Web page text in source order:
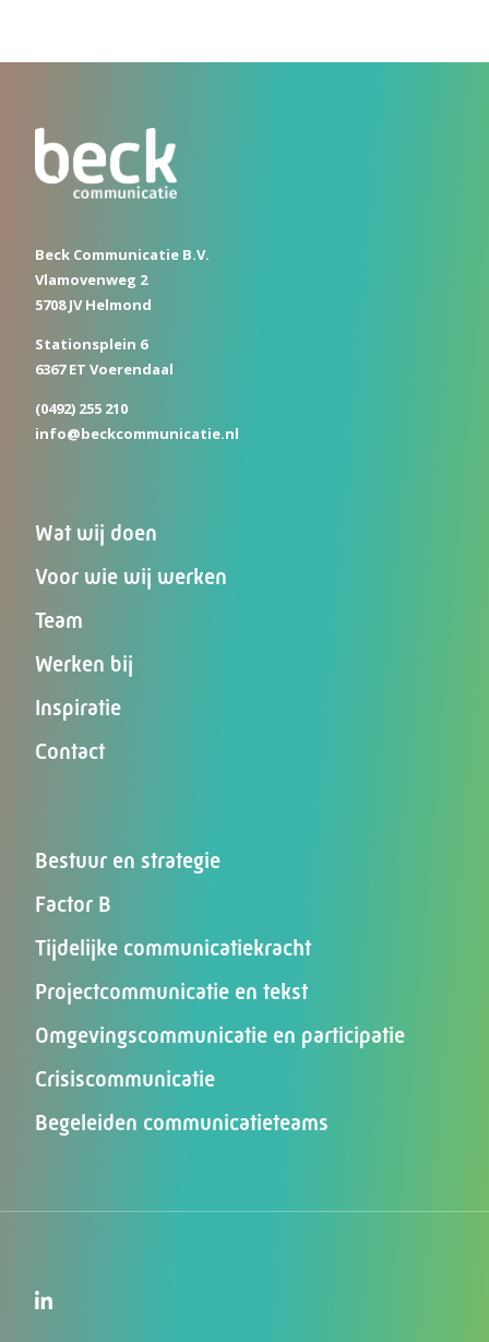
Beck Communicatie B.V.
Vlamovenweg 2
5708 JV Helmond
Stationsplein 6
6367 ET Voerendaal
(0492) 255 210
info@beckcommunicatie.nl
Wat wij doen
Voor wie wij werken
Team
Werken bij
Inspiratie
Contact
Bestuur en strategie
Factor B
Tijdelijke communicatiekracht
Projectcommunicatie en tekst
Omgevingscommunicatie en participatie
Crisiscommunicatie
Begeleiden communicatieteams